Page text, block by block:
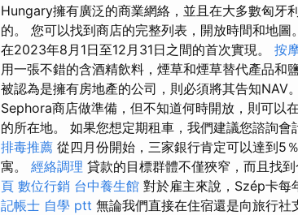
Hungary擁有廣泛的商業網絡，並且在大多數匈牙
的。 您可以找到商店的完整列表，開放時間和地
在2023年8月1日至12月31日之間的首次實現。 按
用一張不錯的含酒精飲料，煙草和煙草替代產品和
被認為是擁有房地產的公司，則必須將其告知NAV。
Sephora商店做準備，但不知道何時開放，則可以
的所在地。 如果您想定期租車，我們建議您諮詢會
排毒推薦 從四月份開始，三家銀行肯定可以達到5
寓。 經絡調理 貸款的目標群體不僅狹窄，而且找
頁 數位行銷 台中養生館 對於雇主來說，Szép卡每
記帳士 自學 ptt 無論我們直接在住宿還是向旅行